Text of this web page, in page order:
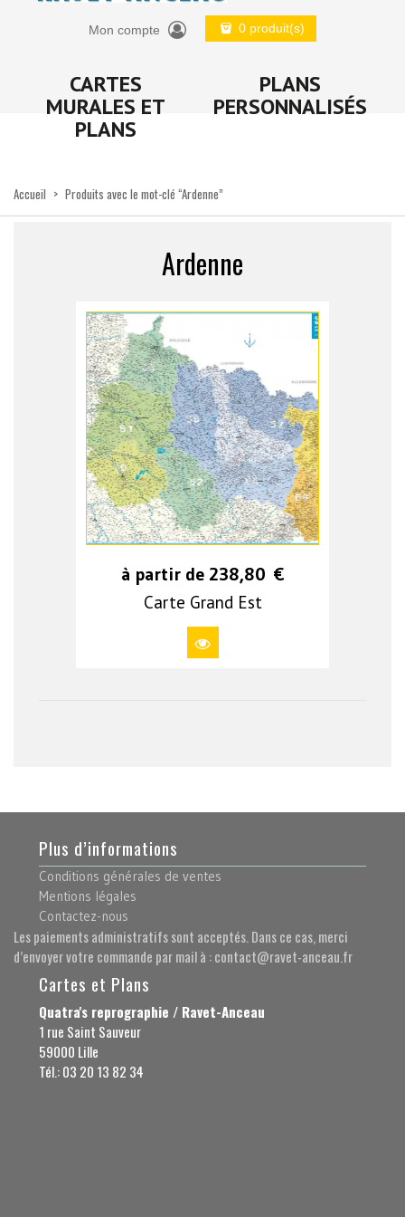
Mon compte 0 produit(s)
CARTES
MURALES ET
PLANS
PLANS
PERSONNALISÉS
Accueil > Produits avec le mot-clé “Ardenne”
Ardenne
à partir de 238,80 €
Carte Grand Est
Plus d’informations
Conditions générales de ventes
Mentions légales
Contactez-nous
Les paiements administratifs sont acceptés. Dans ce cas, merci
d’envoyer votre commande par mail à : contact@ravet-anceau.fr
Cartes et Plans
Quatra's reprographie / Ravet-Anceau
1 rue Saint Sauveur
59000 Lille
Tél.: 03 20 13 82 34